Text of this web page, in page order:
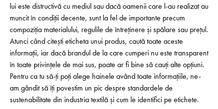
lui este distructivă cu mediul sau dacă oamenii care l-au realizat au
muncit în condiții decente, sunt la fel de importante precum
compoziția materialului, regulile de întreținere și spălare sau prețul.
Atunci când citești eticheta unui produs, caută toate aceste
informații, iar dacă brandul de la care cumperi nu este transparent
în toate privințele de mai sus, poate ar fi bine să cauți alte opțiuni.
Pentru ca tu să-ți poți alege hainele având toate informațiile, ne-
am gândit să îți povestim un pic despre standardele de
sustenabilitate din industria textilă și cum le identifici pe etichete.